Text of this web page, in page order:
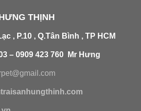
THỊNH
, P.10 , Q.Tân Bình , TP HCM
– 0909 423 760 Mr Hưng
m